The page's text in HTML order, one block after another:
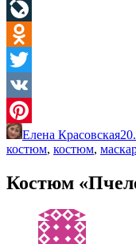
Facebook
LiveJournal
Odnoklassniki
Twitter
VK
Pinterest
Елена Красовская
костюм, костюм,
Костюм